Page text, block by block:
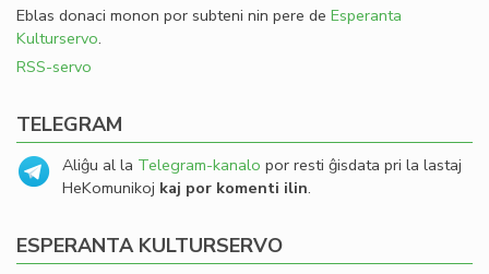
Eblas donaci monon por subteni nin pere de Esperanta
Kulturservo.
RSS-servo
TELEGRAM
Aliĝu al la Telegram-kanalo por resti ĝisdata pri la lastaj
HeKomunikoj kaj por komenti ilin.
ESPERANTA KULTURSERVO